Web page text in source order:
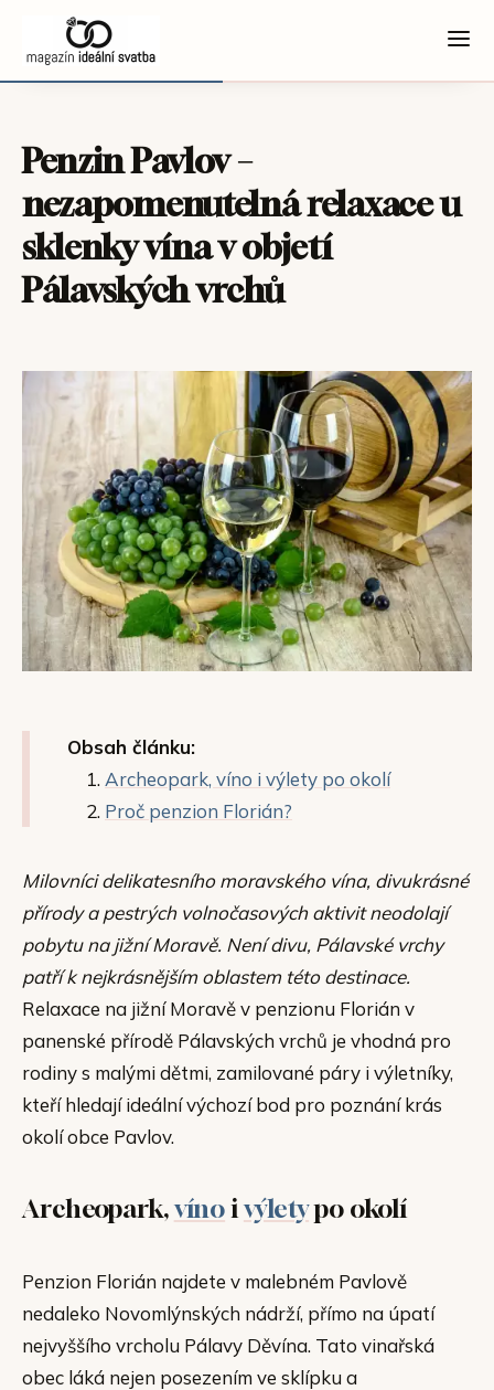
Penzin Pavlov –
nezapomenutelná relaxace u
sklenky vína v objetí
Pálavských vrchů
Obsah článku:
Archeopark, víno i výlety po okolí
Proč penzion Florián?
Milovníci delikatesního moravského vína, divukrásné
přírody a pestrých volnočasových aktivit neodolají
pobytu na jižní Moravě. Není divu, Pálavské vrchy
patří k nejkrásnějším oblastem této destinace.
Relaxace na jižní Moravě v penzionu Florián v
panenské přírodě Pálavských vrchů je vhodná pro
rodiny s malými dětmi, zamilované páry i výletníky,
kteří hledají ideální výchozí bod pro poznání krás
okolí obce Pavlov.
Archeopark,vínoivýletypo okolí
Penzion Florián najdete v malebném Pavlově
nedaleko Novomlýnských nádrží, přímo na úpatí
nejvyššího vrcholu Pálavy Děvína. Tato vinařská
obec láká nejen posezením ve sklípku a